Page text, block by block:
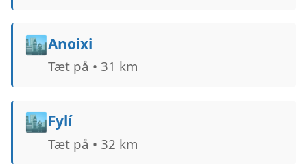
🏙️Anoixi
Tæt på • 31 km
🏙️Fylí
Tæt på • 32 km